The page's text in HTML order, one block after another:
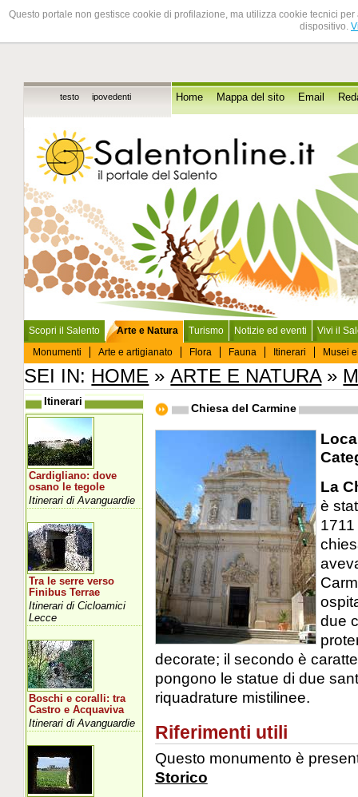
Questo portale non gestisce cookie di profilazione, ma utilizza cookie tecnici
dispositivo.
testo ipovedenti Home Mappa del sito Email
Scopri il Salento
Arte e Natura
Monumenti
Arte e artigianato Flora Fauna Itinerari Musei
Turismo Notizie ed eventi Vivi il
SEI IN: HOME »ARTE E NATURA»
Chiesa del Carmine
La
è
due
decorate; il secondo è
pongono le statue di due
riquadrature mistilinee.
Riferimenti utili
Questo monumento è
Storico
Itinerari
Cardigliano: dove
osano le tegole
Itinerari di Avanguardie
Tra le serre verso
Finibus Terrae
Itinerari di Cicloamici
Lecce
Boschi e coralli: tra
Castro e Acquaviva
Itinerari di Avanguardie